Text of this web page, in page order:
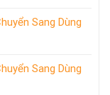
Sang Dùng
Sang Dùng